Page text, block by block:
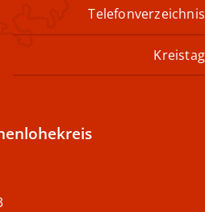
Telefonverzeichnis
Kreistag